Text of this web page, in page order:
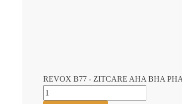
REVOX B77 - ZITCARE AHA BHA
quantité de REVOX B77 - ZITCARE